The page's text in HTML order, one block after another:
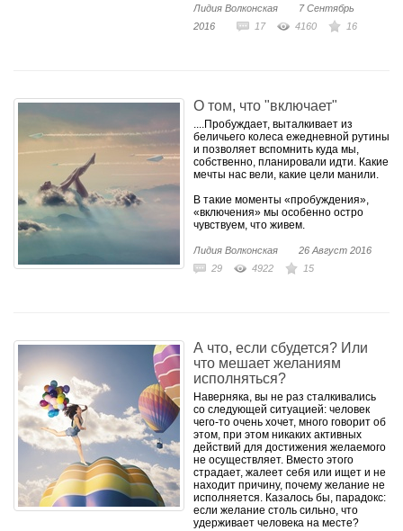
Лидия Волконская
7 Сентябрь
2016
17 4160 16
О том, что "включает"
....Пробуждает, выталкивает из
беличьего колеса ежедневной рутины
и позволяет вспомнить куда мы,
собственно, планировали идти. Какие
мечты нас вели, какие цели манили.
В такие моменты «пробуждения»,
«включения» мы особенно остро
чувствуем, что живем.
Лидия Волконская
26 Август 2016
29
4922 15
А что, если сбудется? Или
что мешает желаниям
исполняться?
Наверняка, вы не раз сталкивались
со следующей ситуацией: человек
чего-то очень хочет, много говорит об
этом, при этом никаких активных
действий для достижения желаемого
не осуществляет. Вместо этого
страдает, жалеет себя или ищет и не
находит причину, почему желание не
исполняется. Казалось бы, парадокс:
если желание столь сильно, что
удерживает человека на месте?